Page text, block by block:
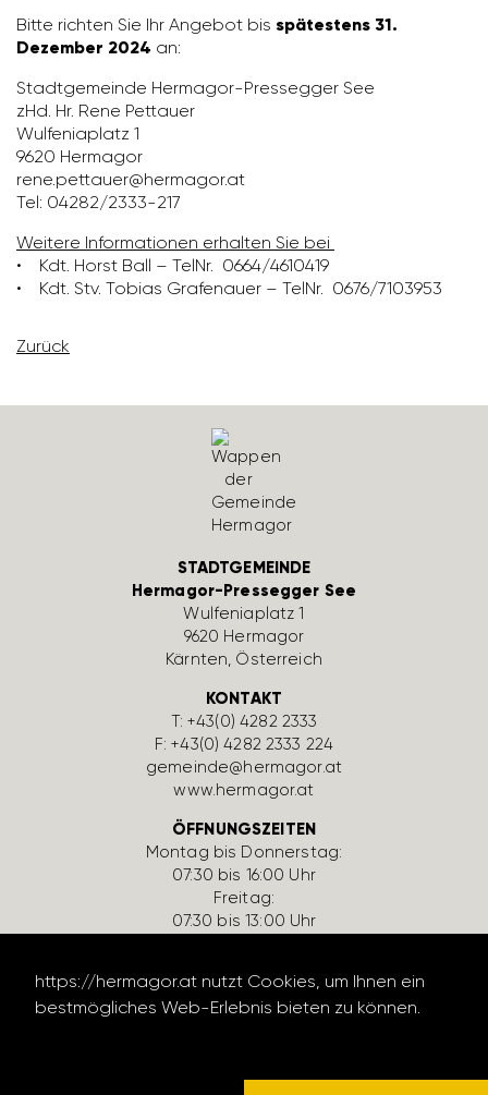
https://hermagor.at nutzt Cookies, um Ihnen ein
bestmögliches Web-Erlebnis bieten zu können.
Bitte richten Sie Ihr Angebot bis spätestens 31.
Dezember 2024 an:
Stadt­ge­meinde Hermagor-Pres­segger See
zHd. Hr. Rene Pett­auer
Wulfe­nia­platz 1
9620 Hermagor
rene.pett­auer@hermagor.at
Tel: 04282/​2333-217
Weitere Infor­ma­tionen erhalten Sie bei
• Kdt. Horst Ball – TelNr. 0664/​4610419
• Kdt. Stv. Tobias Grafe­nauer – TelNr. 0676/​7103953
Zurück
STADTGEMEINDE
Hermagor-Pressegger See
Wulfe­nia­platz 1
9620 Hermagor
Kärnten, Öster­reich
KONTAKT
T:+43(0) 4282 2333
F: +43(0) 4282 2333 224
gemeinde@hermagor.at
www.hermagor.at
ÖFFNUNGSZEITEN
Montag bis Donnerstag:
07:30 bis 16:00 Uhr
Freitag:
07:30 bis 13:00 Uhr
Montag bis Freitag:
08:00 bis 12:00 Uhr